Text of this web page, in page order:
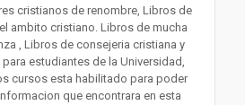
cristianos de renombre, Libros de
ambito cristiano. Libros de mucha
, Libros de consejeria cristiana y
estudiantes de la Universidad,
cursos esta habilitado para poder
que encontrara en esta